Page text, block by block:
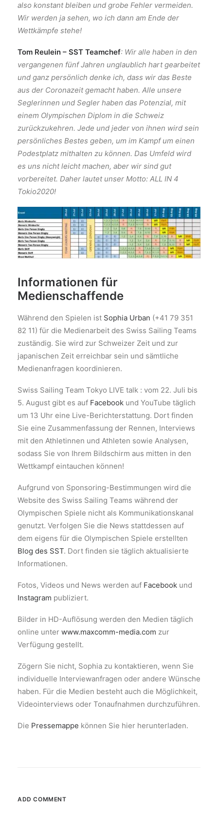
also konstant bleiben und grobe Fehler vermeiden.
Wir werden ja sehen, wo ich dann am Ende der
Wettkämpfe stehe!
Tom Reulein – SST Teamchef: Wir alle haben in den
vergangenen fünf Jahren unglaublich hart gearbeitet
und ganz persönlich denke ich, dass wir das Beste
aus der Coronazeit gemacht haben. Alle unsere
Seglerinnen und Segler haben das Potenzial, mit
einem Olympischen Diplom in die Schweiz
zurückzukehren. Jede und jeder von ihnen wird sein
persönliches Bestes geben, um im Kampf um einen
Podestplatz mithalten zu können. Das Umfeld wird
es uns nicht leicht machen, aber wir sind gut
vorbereitet. Daher lautet unser Motto: ALL IN 4
Tokio2020!
Informationen für
Medienschaffende
Während den Spielen ist Sophia Urban (+41 79 351
82 11) für die Medienarbeit des Swiss Sailing Teams
zuständig. Sie wird zur Schweizer Zeit und zur
japanischen Zeit erreichbar sein und sämtliche
Medienanfragen koordinieren.
Swiss Sailing Team Tokyo LIVE talk : vom 22. Juli bis
5. August gibt es auf Facebook und YouTube täglich
um 13 Uhr eine Live-Berichterstattung. Dort finden
Sie eine Zusammenfassung der Rennen, Interviews
mit den Athletinnen und Athleten sowie Analysen,
sodass Sie von Ihrem Bildschirm aus mitten in den
Wettkampf eintauchen können!
Aufgrund von Sponsoring-Bestimmungen wird die
Website des Swiss Sailing Teams während der
Olympischen Spiele nicht als Kommunikationskanal
genutzt. Verfolgen Sie die News stattdessen auf
dem eigens für die Olympischen Spiele erstellten
Blog des SST. Dort finden sie täglich aktualisierte
Informationen.
Fotos, Videos und News werden auf Facebook und
Instagram publiziert.
Bilder in HD-Auflösung werden den Medien täglich
online unter www.maxcomm-media.com zur
Verfügung gestellt.
Zögern Sie nicht, Sophia zu kontaktieren, wenn Sie
individuelle Interviewanfragen oder andere Wünsche
haben. Für die Medien besteht auch die Möglichkeit,
Videointerviews oder Tonaufnahmen durchzuführen.
Die Pressemappe können Sie hier herunterladen.
ADD COMMENT